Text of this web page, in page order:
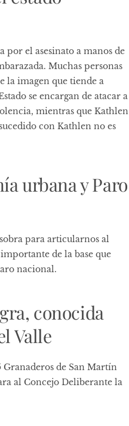
por el asesinato a manos de
Muchas personas
la imagen que tiende a
se encargan de atacar a
mientras que Kathlen
con Kathlen no es
urbana y Paro
para articularnos al
de la base que
nacional.
conocida
Valle
Granaderos de San Martín
al Concejo Deliberante la